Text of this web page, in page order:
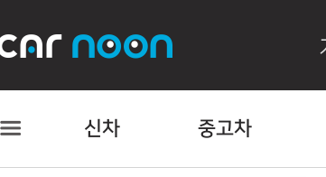
신차 중고차